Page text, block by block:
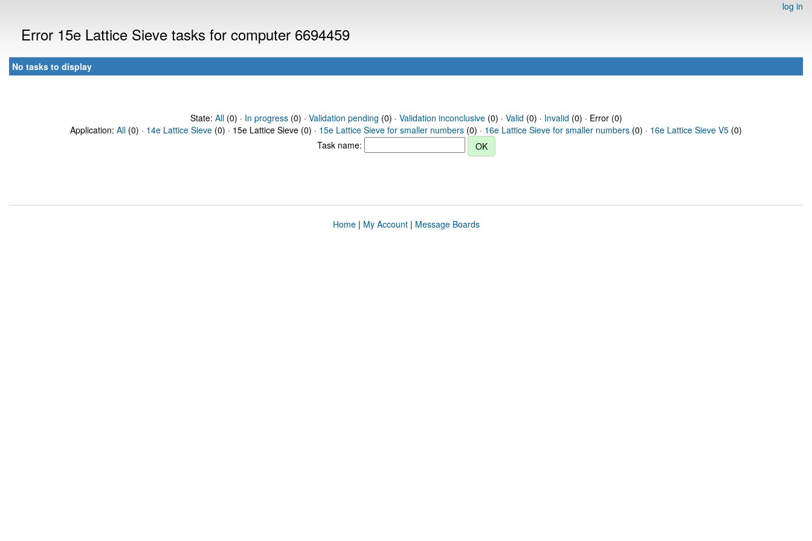
log in
Error 15e Lattice Sieve tasks for computer 6694459
No tasks to display
State: All(0) · In progress(0) · Validation pending (0) · Validation inconclusive(0) · Valid (0) · Invalid (0) · Error (0)
Application: All (0) · 14e Lattice Sieve (0) · 15e Lattice Sieve (0) · 15e Lattice Sieve for smaller numbers (0) · 16e Lattice Sieve for smaller numbers (0) · 16e Lattice Sieve V5 (0)
Task name:
Home| My Account| Message Boards